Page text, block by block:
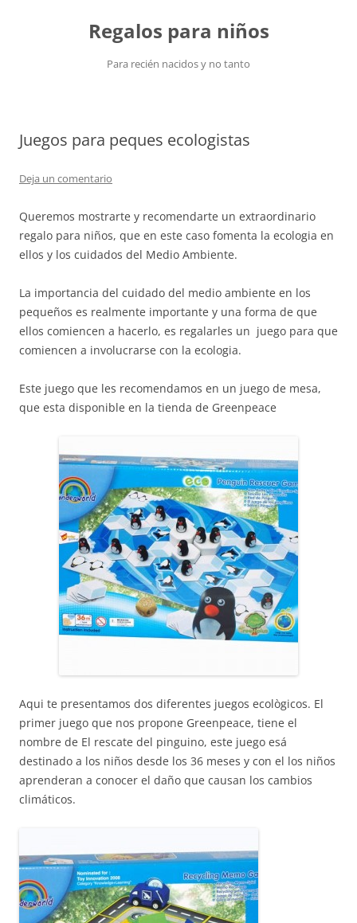
Regalos para niños
Para recién nacidos y no tanto
Juegos para peques ecologistas
Deja un comentario
Queremos mostrarte y recomendarte un extraordinario
regalo para niños, que en este caso fomenta la ecologia en
ellos y los cuidados del Medio Ambiente.
La importancia del cuidado del medio ambiente en los
pequeños es realmente importante y una forma de que
ellos comiencen a hacerlo, es regalarles un juego para que
comiencen a involucrarse con la ecologia.
Este juego que les recomendamos en un juego de mesa,
que esta disponible en la tienda de Greenpeace
Aqui te presentamos dos diferentes juegos ecològicos. El
primer juego que nos propone Greenpeace, tiene el
nombre de El rescate del pinguino, este juego esá
destinado a los niños desde los 36 meses y con el los niños
aprenderan a conocer el daño que causan los cambios
climáticos.